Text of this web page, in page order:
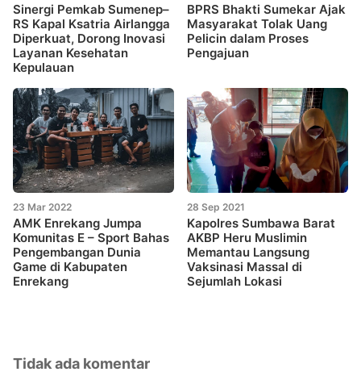
Sinergi Pemkab Sumenep–
RS Kapal Ksatria Airlangga
Diperkuat, Dorong Inovasi
Layanan Kesehatan
Kepulauan
BPRS Bhakti Sumekar Ajak
Masyarakat Tolak Uang
Pelicin dalam Proses
Pengajuan
23 Mar 2022
AMK Enrekang Jumpa
Komunitas E – Sport Bahas
Pengembangan Dunia
Game di Kabupaten
Enrekang
28 Sep 2021
Kapolres Sumbawa Barat
AKBP Heru Muslimin
Memantau Langsung
Vaksinasi Massal di
Sejumlah Lokasi
Tidak ada komentar